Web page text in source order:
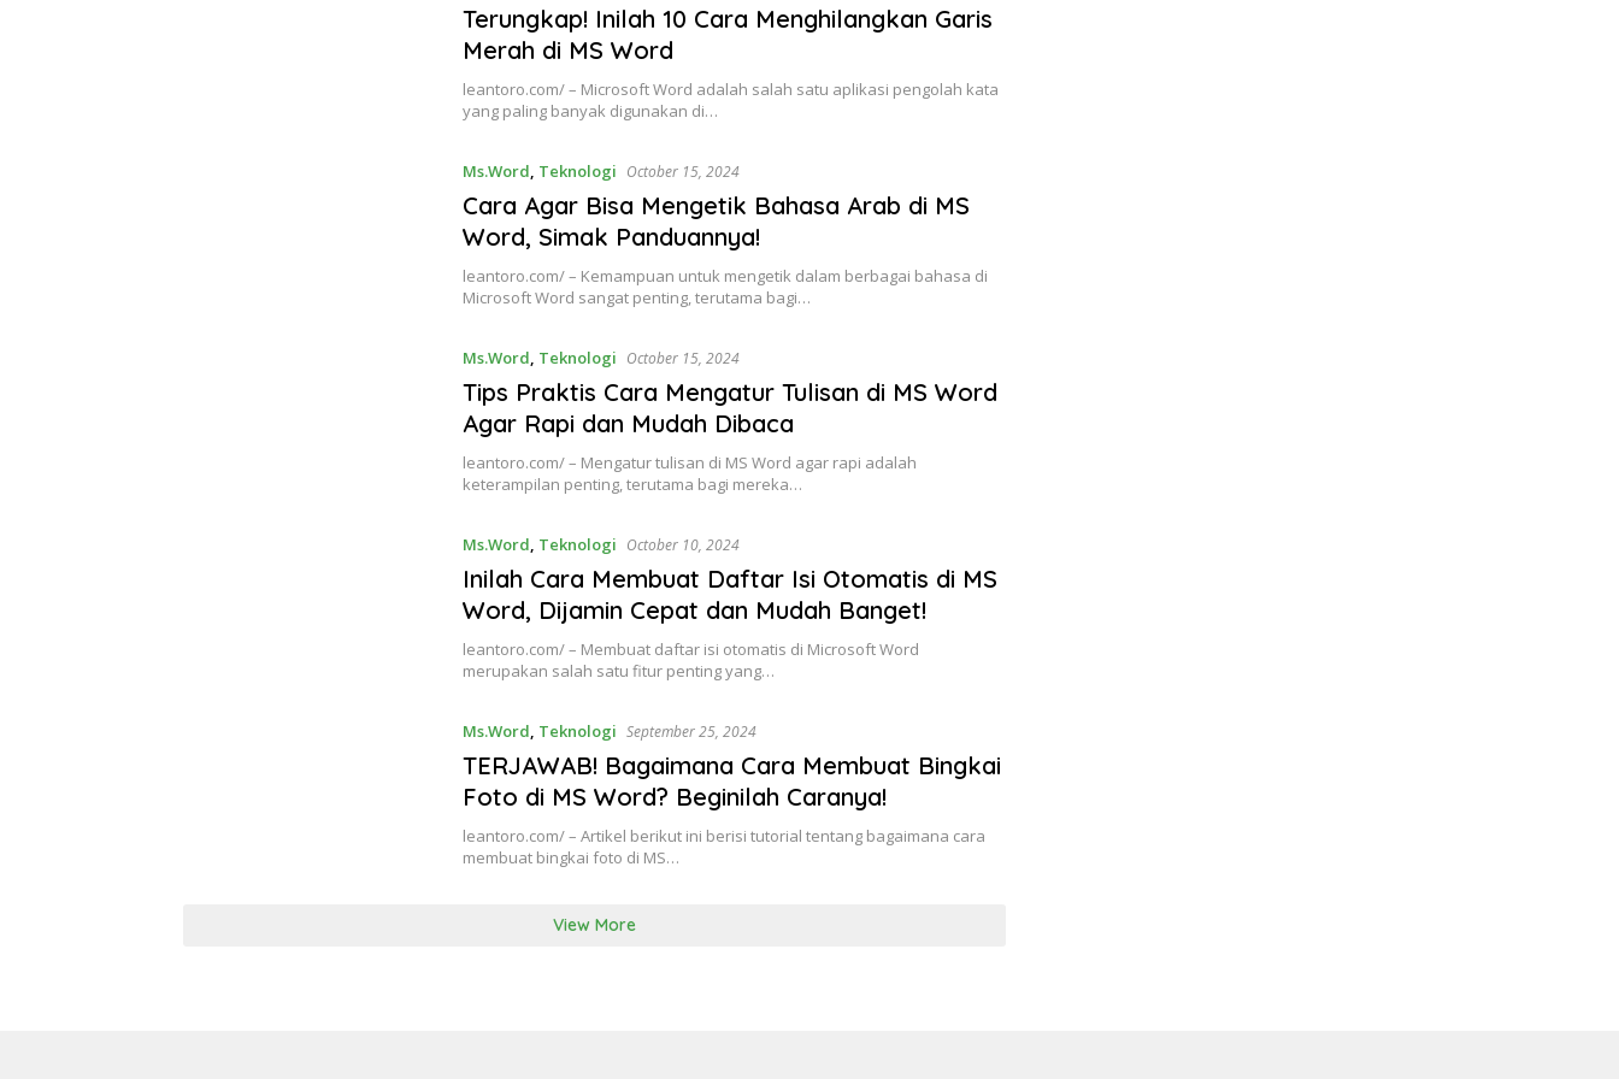
Terungkap! Inilah 10 Cara Menghilangkan Garis
Merah di MS Word
leantoro.com/ – Microsoft Word adalah salah satu aplikasi pengolah kata
yang paling banyak digunakan di…
Ms.Word Teknologi October 15, 2024
Cara Agar Bisa Mengetik Bahasa Arab di MS
Word, Simak Panduannya!
leantoro.com/ – Kemampuan untuk mengetik dalam berbagai bahasa di
Microsoft Word sangat penting, terutama bagi…
Ms.Word Teknologi October 15, 2024
Tips Praktis Cara Mengatur Tulisan di MS Word
Agar Rapi dan Mudah Dibaca
leantoro.com/ – Mengatur tulisan di MS Word agar rapi adalah
keterampilan penting, terutama bagi mereka…
Ms.Word Teknologi October 10, 2024
Inilah Cara Membuat Daftar Isi Otomatis di MS
Word, Dijamin Cepat dan Mudah Banget!
leantoro.com/ – Membuat daftar isi otomatis di Microsoft Word
merupakan salah satu fitur penting yang…
Ms.Word Teknologi September 25, 2024
TERJAWAB! Bagaimana Cara Membuat Bingkai
Foto di MS Word? Beginilah Caranya!
leantoro.com/ – Artikel berikut ini berisi tutorial tentang bagaimana cara
membuat bingkai foto di MS…
View More